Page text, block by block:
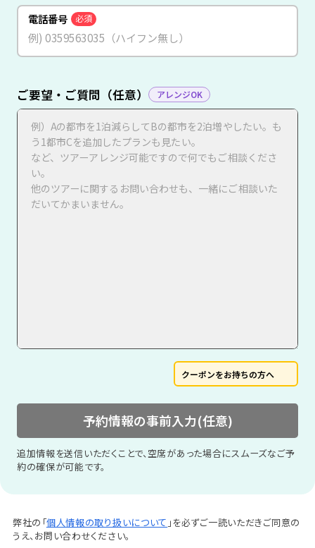
電話番号 必須
ご要望・ご質問（任意） アレンジOK
クーポンをお持ちの方へ
予約情報の事前入力(任意)
追加情報を送信いただくことで、空席があった場合にスムーズなご予
約の確保が可能です。
弊社の「個人情報の取り扱いについて 」を必ずご一読いただきご同意の
うえ、お問い合わせください。